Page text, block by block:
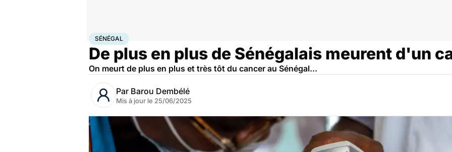
AccueilSanté Maladies
SÉNÉGAL
De plus en plus de Sénégalais meurent d'un
On meurt de plus en plus et très tôt du cancer au Sénégal...
Par Barou Dembélé
Mis à jour le 25/06/2025